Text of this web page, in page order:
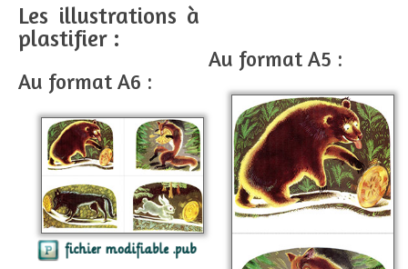
Les illustrations à
plastifier :
Au format A6 :
Au format A5 :